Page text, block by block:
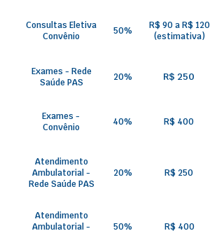
Consultas Eletiva
Convênio
50%
R$ 90 a R$ 120
(estimativa)
Exames - Rede
Saúde PAS
20% R$ 250
Exames -
Convênio
40% R$ 400
Atendimento
Ambulatorial -
Rede Saúde PAS
20% R$ 250
Atendimento
Ambulatorial -
50% R$ 400